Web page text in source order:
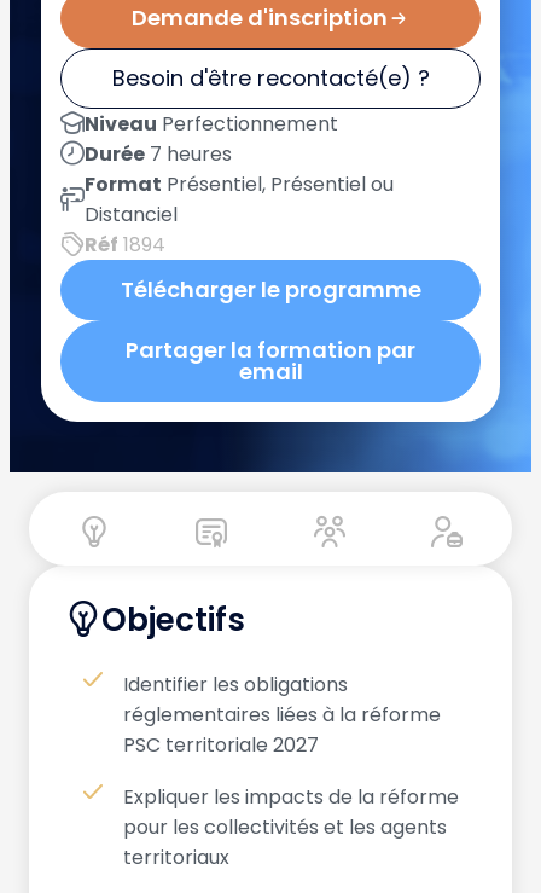
Demande d'inscription
Besoin d'être recontacté(e) ?
Niveau Perfectionnement
Durée 7 heures
Format Présentiel, Présentiel ou
Distanciel
Réf 1894
Télécharger le programme
Partager la formation par
email
Objectifs
Identifier les obligations
réglementaires liées à la réforme
PSC territoriale 2027
Expliquer les impacts de la réforme
pour les collectivités et les agents
territoriaux